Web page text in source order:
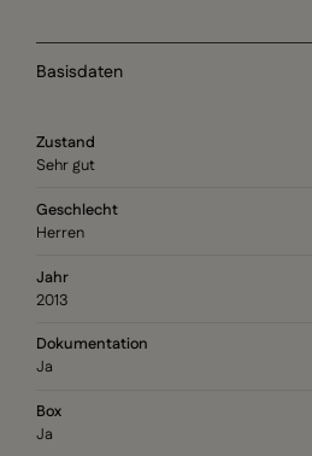
Basisdaten
Zustand
Sehr gut
Geschlecht
Herren
Jahr
2013
Dokumentation
Ja
Box
Ja